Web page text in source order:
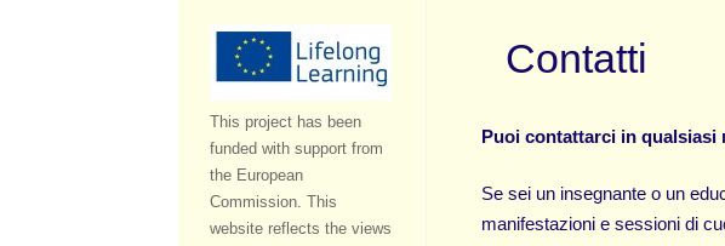
Contatti
Puoi contattarci in
Se sei un insegnante o un
manifestazioni e sessioni di
This project has been
funded with support from
the European
Commission. This
website reflects the views